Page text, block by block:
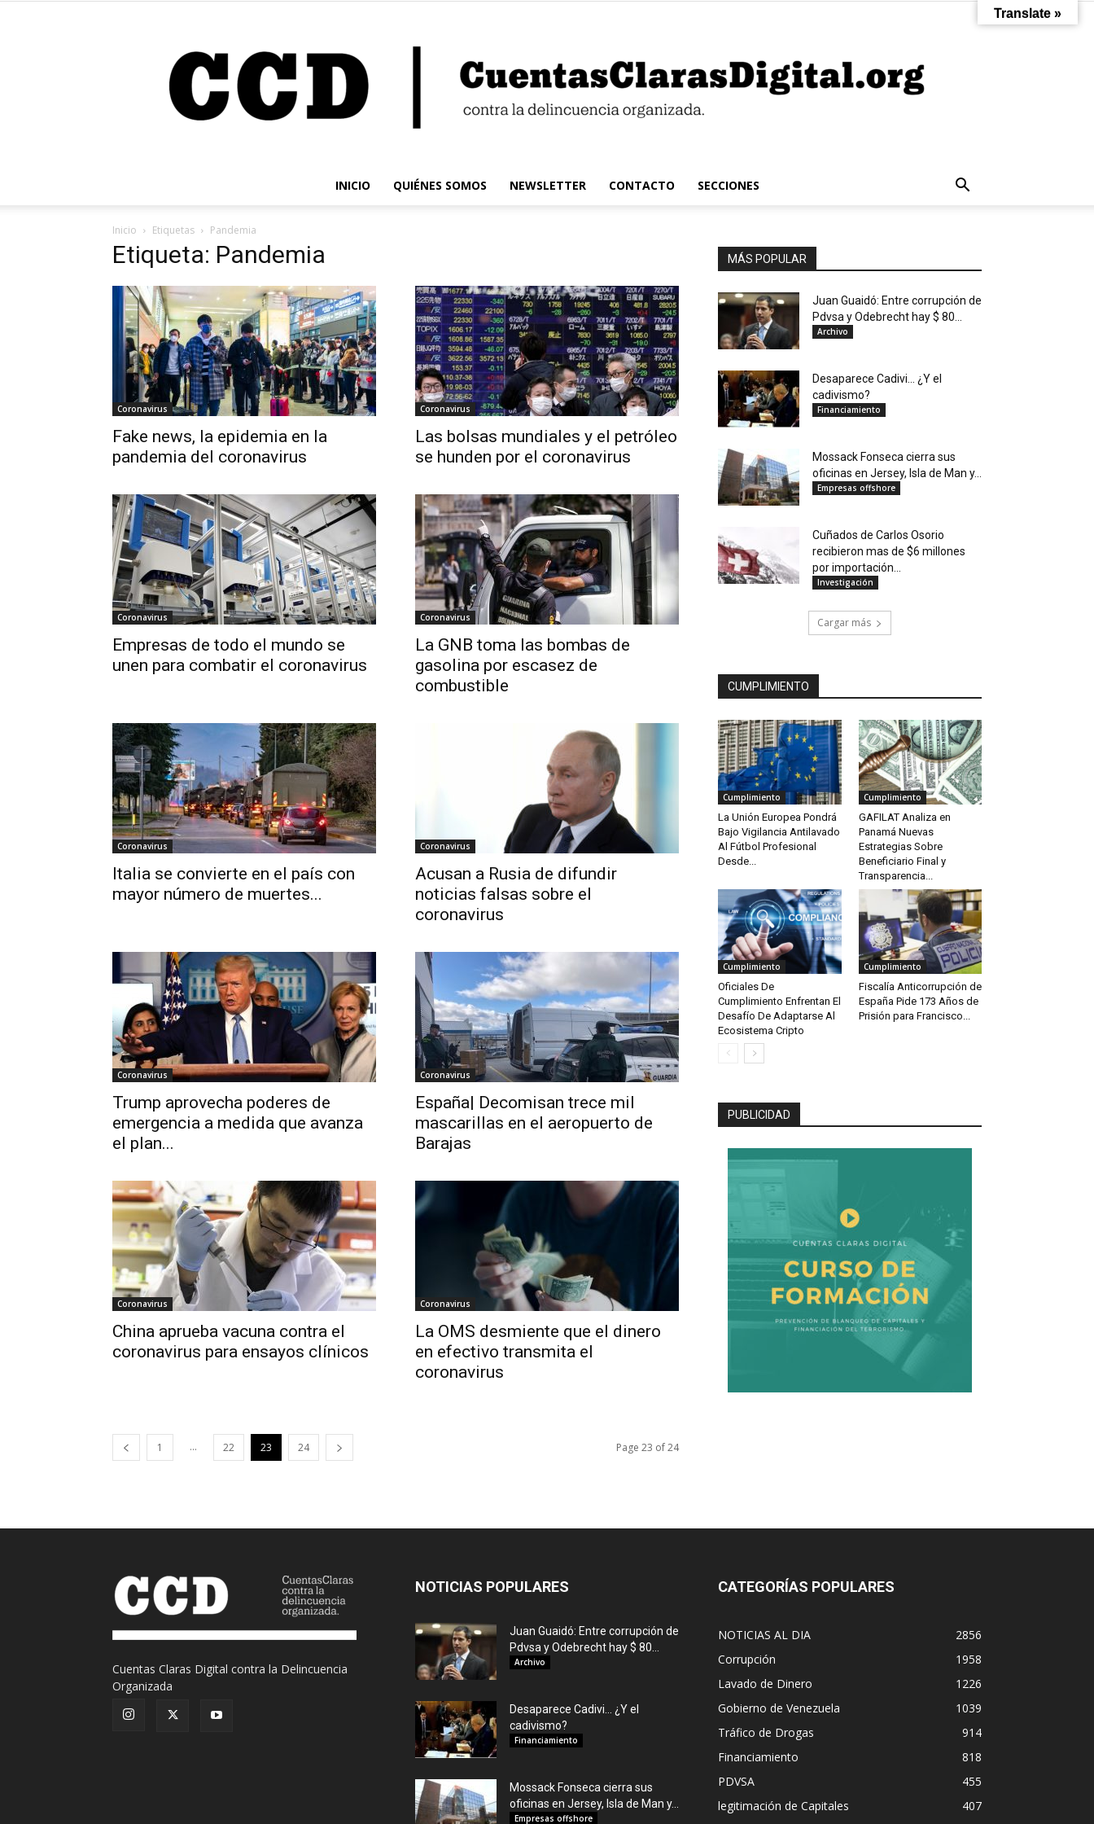
Claras
Digital
INICIO QUIÉNES SOMOS NEWSLETTER CONTACTO SECCIONES
Inicio Etiquetas Pandemia
Etiqueta: Pandemia
Coronavirus
Fake news, la epidemia en la
pandemia del coronavirus
Coronavirus
Las bolsas mundiales y el petróleo
se hunden por el coronavirus
Coronavirus
Empresas de todo el mundo se
unen para combatir el coronavirus
Coronavirus
La GNB toma las bombas de
gasolina por escasez de
combustible
Coronavirus
Italia se convierte en el país con
mayor número de muertes...
Coronavirus
Acusan a Rusia de difundir
noticias falsas sobre el
coronavirus
Coronavirus
Trump aprovecha poderes de
emergencia a medida que avanza
el plan...
Coronavirus
España| Decomisan trece mil
mascarillas en el aeropuerto de
Barajas
Coronavirus
China aprueba vacuna contra el
coronavirus para ensayos clínicos
Coronavirus
La OMS desmiente que el dinero
en efectivo transmita el
coronavirus
1 ... 22 23 24 Page 23 of 24
MÁS POPULAR
Juan Guaidó: Entre corrupción de
Pdvsa y Odebrecht hay $ 80...
Archivo
Desaparece Cadivi… ¿Y el
cadivismo?
Financiamiento
Mossack Fonseca cierra sus
oficinas en Jersey, Isla de Man y...
Empresas offshore
Cuñados de Carlos Osorio
recibieron mas de $6 millones
por importación...
Investigación
Cargar más
CUMPLIMIENTO
Cumplimiento
La Unión Europea Pondrá
Bajo Vigilancia Antilavado
Al Fútbol Profesional
Desde...
Cumplimiento
GAFILAT Analiza en
Panamá Nuevas
Estrategias Sobre
Beneficiario Final y
Transparencia...
Cumplimiento
Oficiales De
Cumplimiento Enfrentan El
Desafío De Adaptarse Al
Ecosistema Cripto
Cumplimiento
Fiscalía Anticorrupción de
España Pide 173 Años de
Prisión para Francisco...
PUBLICIDAD
Cuentas Claras Digital contra la Delincuencia
Organizada
NOTICIAS POPULARES
Juan Guaidó: Entre corrupción de
Pdvsa y Odebrecht hay $ 80...
Archivo
Desaparece Cadivi… ¿Y el
cadivismo?
Financiamiento
Mossack Fonseca cierra sus
oficinas en Jersey, Isla de Man y...
Empresas offshore
CATEGORÍAS POPULARES
NOTICIAS AL DIA
2856
Corrupción
1958
Lavado de Dinero
1226
Gobierno de Venezuela
1039
Tráfico de Drogas
914
Financiamiento
818
PDVSA
455
legitimación de Capitales
407
Translate »